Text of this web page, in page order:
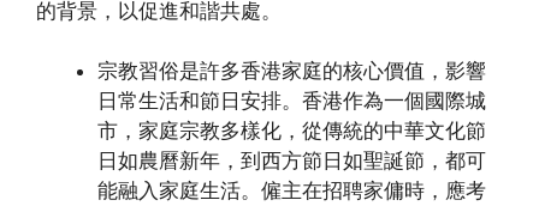
的背景，以促進和諧共處。
宗教習俗是許多香港家庭的核心價值，影響
日常生活和節日安排。香港作為一個國際城
市，家庭宗教多樣化，從傳統的中華文化節
日如農曆新年，到西方節日如聖誕節，都可
能融入家庭生活。僱主在招聘家傭時，應考